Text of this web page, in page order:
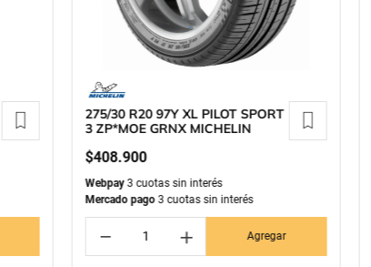
275/30 R20 97Y XL PILOT SPORT
3 ZP*MOE GRNX MICHELIN
$408.900
Webpay 3 cuotas sin interés
Mercado pago 3 cuotas sin interés
＋
－ Agregar